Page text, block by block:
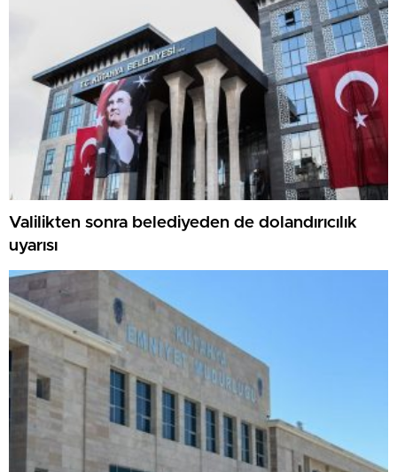
Valilikten sonra belediyeden de dolandırıcılık
uyarısı